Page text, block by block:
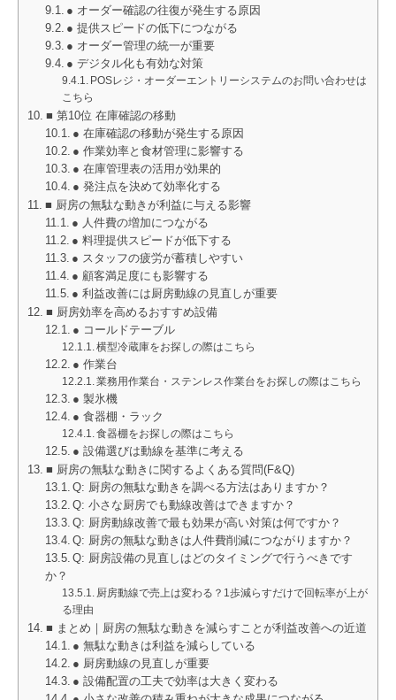
● オーダー確認の往復が発生する原因
● 提供スピードの低下につながる
● オーダー管理の統一が重要
● デジタル化も有効な対策
POSレジ・オーダーエントリーシステムのお問い合わせは
こちら
■ 第10位 在庫確認の移動
● 在庫確認の移動が発生する原因
● 作業効率と食材管理に影響する
● 在庫管理表の活用が効果的
● 発注点を決めて効率化する
■ 厨房の無駄な動きが利益に与える影響
● 人件費の増加につながる
● 料理提供スピードが低下する
● スタッフの疲労が蓄積しやすい
● 顧客満足度にも影響する
● 利益改善には厨房動線の見直しが重要
■ 厨房効率を高めるおすすめ設備
● コールドテーブル
横型冷蔵庫をお探しの際はこちら
● 作業台
業務用作業台・ステンレス作業台をお探しの際はこちら
● 製氷機
● 食器棚・ラック
食器棚をお探しの際はこちら
● 設備選びは動線を基準に考える
■ 厨房の無駄な動きに関するよくある質問(F&Q)
Q: 厨房の無駄な動きを調べる方法はありますか？
Q: 小さな厨房でも動線改善はできますか？
Q: 厨房動線改善で最も効果が高い対策は何ですか？
Q: 厨房の無駄な動きは人件費削減につながりますか？
Q: 厨房設備の見直しはどのタイミングで行うべきです
か？
厨房動線で売上は変わる？1歩減らすだけで回転率が上が
る理由
■ まとめ｜厨房の無駄な動きを減らすことが利益改善への近道
● 無駄な動きは利益を減らしている
● 厨房動線の見直しが重要
● 設備配置の工夫で効率は大きく変わる